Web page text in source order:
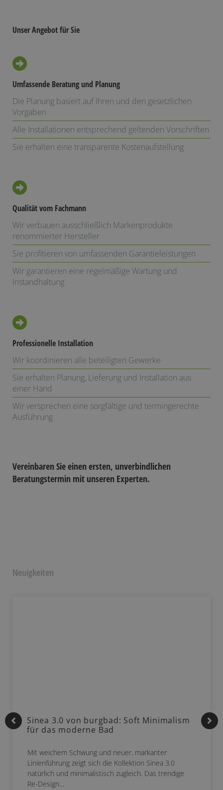
Unser Angebot für Sie
Umfassende Beratung und Planung
Die Planung basiert auf Ihren und den gesetzlichen
Vorgaben
Alle Installationen entsprechend geltenden Vorschriften
Sie erhalten eine transparente Kostenaufstellung
Qualität vom Fachmann
Wir verbauen ausschließlich Markenprodukte
renommierter Hersteller
Sie profitieren von umfassenden Garantieleistungen
Wir garantieren eine regelmäßige Wartung und
Instandhaltung
Professionelle Installation
Wir koordinieren alle beteiligten Gewerke
Sie erhalten Planung, Lieferung und Installation aus
einer Hand
Wir versprechen eine sorgfältige und termingerechte
Ausführung
Vereinbaren Sie einen ersten, unverbindlichen
Beratungstermin mit unseren Experten.
Neuigkeiten
Sinea 3.0 von burgbad: Soft Minimalism
für das moderne Bad
Mit weichem Schwung und neuer, markanter
Linienführung zeigt sich die Kollektion Sinea 3.0
natürlich und minimalistisch zugleich. Das trendige
Re-Design…